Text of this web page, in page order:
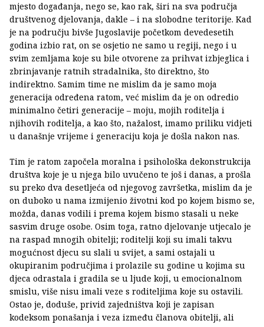
mjesto događanja, nego se, kao rak, širi na sva područja
društvenog djelovanja, dakle – i na slobodne teritorije. Kad
je na području bivše Jugoslavije početkom devedesetih
godina izbio rat, on se osjetio ne samo u regiji, nego i u
svim zemljama koje su bile otvorene za prihvat izbjeglica i
zbrinjavanje ratnih stradalnika, što direktno, što
indirektno. Samim time ne mislim da je samo moja
generacija određena ratom, već mislim da je on odredio
minimalno četiri generacije – moju, mojih roditelja i
njihovih roditelja, a kao što, nažalost, imamo priliku vidjeti
u današnje vrijeme i generaciju koja je došla nakon nas.
Tim je ratom započela moralna i psihološka dekonstrukcija
društva koje je u njega bilo uvučeno te još i danas, a prošla
su preko dva desetljeća od njegovog završetka, mislim da je
on duboko u nama izmijenio životni kod po kojem bismo se,
možda, danas vodili i prema kojem bismo stasali u neke
sasvim druge osobe. Osim toga, ratno djelovanje utjecalo je
na raspad mnogih obitelji; roditelji koji su imali takvu
mogućnost djecu su slali u svijet, a sami ostajali u
okupiranim područjima i prolazile su godine u kojima su
djeca odrastala i gradila se u ljude koji, u emocionalnom
smislu, više nisu imali veze s roditeljima koje su ostavili.
Ostao je, doduše, privid zajedništva koji je zapisan
kodeksom ponašanja i veza između članova obitelji, ali